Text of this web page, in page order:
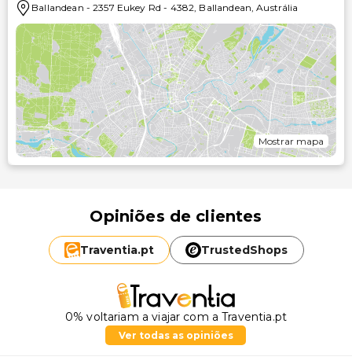
Ballandean -2357 Eukey Rd - 4382, Ballandean,Austrália
Mostrar mapa
Opiniões de clientes
Traventia.pt TrustedShops
0% voltariam a viajar com a Traventia.pt
Ver todas as opiniões